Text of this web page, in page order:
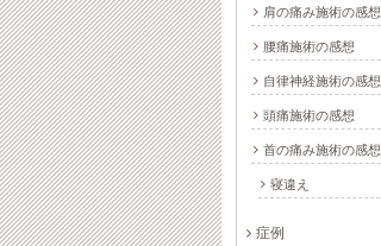
肩の痛み施術の感想
腰痛施術の感想
自律神経施術の感想
頭痛施術の感想
首の痛み施術の感想
寝違え
症例